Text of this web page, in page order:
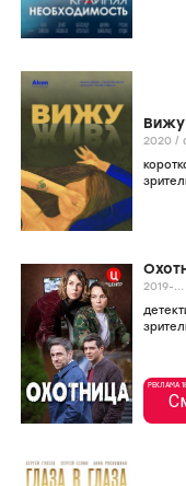
Вижу
2020 /
2019-...
РЕКЛАМА